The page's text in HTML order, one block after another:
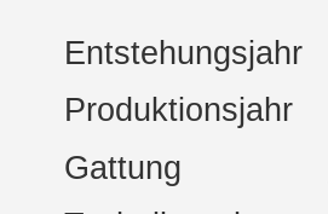
Entstehungsjahr
Produktionsjahr
Gattung